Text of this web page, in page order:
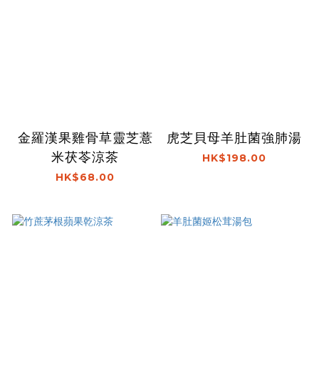
金羅漢果雞骨草靈芝薏
米茯苓涼茶
HK$68.00
虎芝貝母羊肚菌強肺湯
HK$198.00